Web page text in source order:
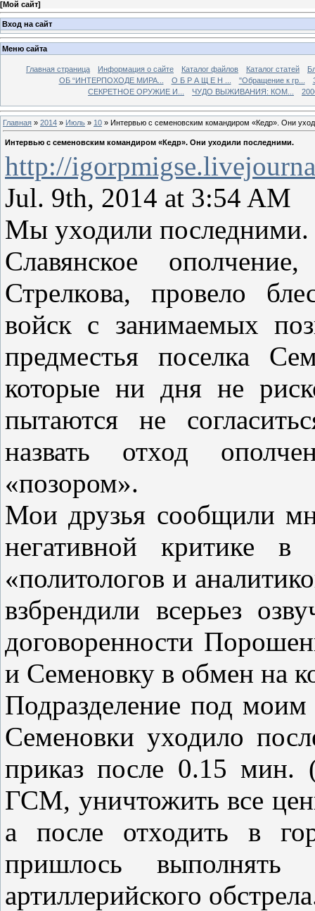
[Мой сайт]
Вход на сайт
Меню сайта
Главная страница Информация о сайте Каталог файлов Каталог статей
ОБ “ИНТЕРПОХОДЕ МИРА...
О Б Р А Щ Е Н ... "Обращение к гр...
СЕКРЕТНОЕ ОРУЖИЕ И...
ЧУДО ВЫЖИВАНИЯ: КОМ...
Главная » 2014 » Июль » 10 » Интервью с семеновским командиром «Кедр». Они
Интервью с семеновским командиром «Кедр». Они уходили последними.
http://
Jul. 9th, 2014 at 3:54 AM
Мы уходили последними.
Славянское
Стрелкова, провело
войск с занимаемых
предместья поселка
которые ни дня не
пытаются не
назвать отход
«позором».
Мои друзья сообщили
негативной критике
«политологов и
взбрендили всерьез
договоренности
и Семеновку в обмен на
Подразделение под
Семеновки уходило
приказ после 0.15 мин.
ГСМ, уничтожить все
а после отходить в
пришлось
артиллерийского